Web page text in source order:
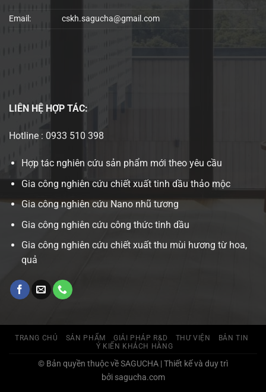
Email: cskh.sagucha@gmail.com
LIÊN HỆ HỢP TÁC:
Hotline : 0933 510 398
Hợp tác nghiên cứu sản phẩm mới theo yêu cầu
Gia công nghiên cứu chiết xuất tinh dầu thảo mộc
Gia công nghiên cứu Nano nhũ tương
Gia công nghiên cứu công thức tinh dầu
Gia công nghiên cứu chiết xuất thu mùi hương từ hoa,
quả
TRANG CHỦ SẢN PHẨM GIẢI PHÁP R&D THƯ VIỆN
BẢN TIN
Ý KIẾN KHÁCH HÀNG
© Bản quyền thuộc về SAGUCHA | Thiết kế và duy trì
bởi sagucha.com